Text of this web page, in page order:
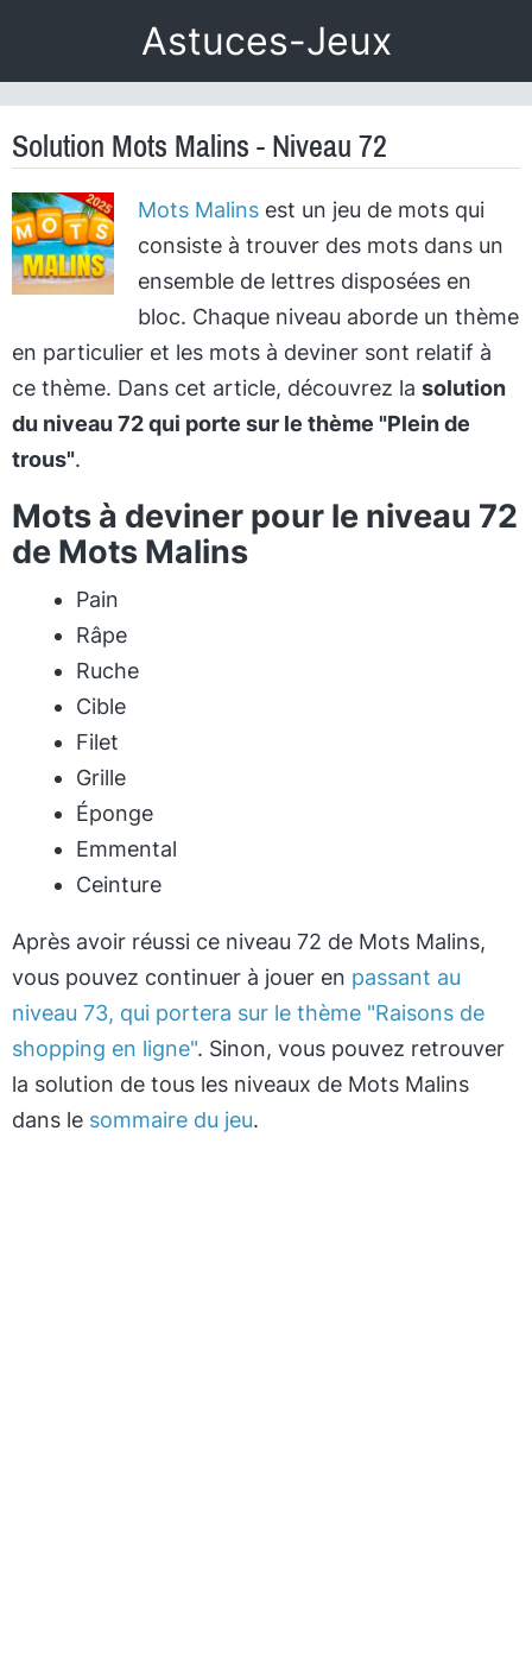
Astuces-Jeux
Solution Mots Malins - Niveau 72
Mots Malinsest un jeu de mots qui
consiste à trouver des mots dans un
ensemble de lettres disposées en
bloc. Chaque niveau aborde un thème
en particulier et les mots à deviner sont relatif à
ce thème. Dans cet article, découvrez la solution
du niveau 72 qui porte sur le thème "Plein de
trous".
Mots à deviner pour le niveau 72
de Mots Malins
Pain
Râpe
Ruche
Cible
Filet
Grille
Éponge
Emmental
Ceinture
Après avoir réussi ce niveau 72 de Mots Malins,
vous pouvez continuer à jouer en passant au
niveau 73, qui portera sur le thème "Raisons de
shopping en ligne". Sinon, vous pouvez retrouver
la solution de tous les niveaux de Mots Malins
dans le sommaire du jeu.